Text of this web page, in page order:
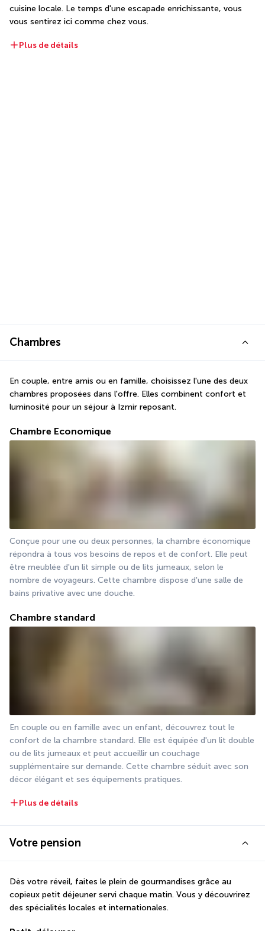
cuisine locale. Le temps d'une escapade enrichissante, vous
vous sentirez ici comme chez vous.
Plus de détails
Chambres
En couple, entre amis ou en famille, choisissez l'une des deux
chambres proposées dans l'offre. Elles combinent confort et
luminosité pour un séjour à Izmir reposant.
Chambre Economique
Conçue pour une ou deux personnes, la chambre économique
répondra à tous vos besoins de repos et de confort. Elle peut
être meublée d'un lit simple ou de lits jumeaux, selon le
nombre de voyageurs. Cette chambre dispose d'une salle de
bains privative avec une douche.
Chambre standard
En couple ou en famille avec un enfant, découvrez tout le
confort de la chambre standard. Elle est équipée d'un lit double
ou de lits jumeaux et peut accueillir un couchage
supplémentaire sur demande. Cette chambre séduit avec son
décor élégant et ses équipements pratiques.
Plus de détails
Votre pension
Dès votre réveil, faites le plein de gourmandises grâce au
copieux petit déjeuner servi chaque matin. Vous y découvrirez
des spécialités locales et internationales.